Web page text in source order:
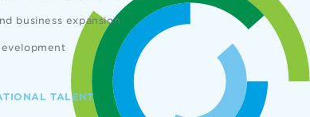
business expansion
TALENT